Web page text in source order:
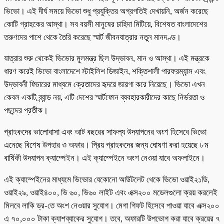
ভিভো। এই দীর্ঘ সময়ে ভিভো শুধু প্রযুক্তির অগ্রগতিই দেখায়নি, অর্জন করেছে
কোটি গ্রাহকের আস্থা। সব বয়সী মানুষের চাহিদা মিটিয়ে, বিশেষত বাংলাদেশের
তরুণদের পাশে থেকে তৈরি করেছে স্মার্ট জীবনযাত্রার নতুন মানদণ্ড।
যাত্রার শুরু থেকেই ভিভোর মূলমন্ত্র ছিল উদ্ভাবন, মান ও আস্থা। এই মন্ত্রকে
ধারণ করেই ভিভো বাংলাদেশে স্টাইলিশ ডিজাইন, শক্তিশালী পারফরম্যান্স এবং
উদ্ভাবনী ফিচারের মাধ্যমে ক্রেতাদের হৃদয়ে জায়গা করে নিয়েছে। ভিভো এখন
কেবল একটি ব্র্যান্ড নয়, এটি দেশের স্মার্টফোন ব্যবহারকারীদের কাছে নির্ভরতা ও
পছন্দের প্রতীক।
গ্রাহকদের ভালোবাসা এবং আট বছরের সাফল্য উদযাপনের অংশ হিসেবে ভিভো
এনেছে বিশেষ উপহার ও অফার। প্রিয় গ্রাহকদের জন্য ঘোষণা করা হয়েছে ৮ম
বার্ষিকী উদযাপন ক্যাম্পেইন। এই ক্যাম্পেইনে অংশ নেওয়া যাবে অফলাইনে।
এই ক্যাম্পেইনের মাধ্যমে ভিভোর যেকোনো আউটলেট থেকে ভিভো ওয়াই২১ডি,
ওয়াই২৯, ওয়াই৪০০, ভি ৬০, ভি৬০ লাইট এবং এক্স২০০ মডেলগুলো ক্রয় করলেই
মিলবে লাকি ড্র-তে অংশ নেওয়ার সুযোগ। মেগা গিফট হিসেবে পাওয়া যাবে এক্স২০০
এ ৭০,০০০ টাকা ক্যাশব্যাকের সুযোগ। তবে, অফারটি উপভোগ করা যাবে ক্রয়ের ৭